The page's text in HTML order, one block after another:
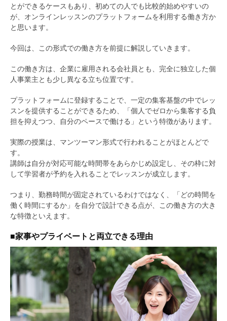
とができるケースもあり、初めての人でも比較的始めやすいの
が、オンラインレッスンのプラットフォームを利用する働き方か
と思います。
今回は、この形式での働き方を前提に解説していきます。
この働き方は、企業に雇用される会社員とも、完全に独立した個
人事業主とも少し異なる立ち位置です。
プラットフォームに登録することで、一定の集客基盤の中でレッ
スンを提供することができるため、「個人でゼロから集客する負
担を抑えつつ、自分のペースで働ける」という特徴があります。
実際の授業は、マンツーマン形式で行われることがほとんどで
す。
講師は自分が対応可能な時間帯をあらかじめ設定し、その枠に対
して学習者が予約を入れることでレッスンが成立します。
つまり、勤務時間が固定されているわけではなく、「どの時間を
働く時間にするか」を自分で設計できる点が、この働き方の大き
な特徴といえます。
■家事やプライベートと両立できる理由